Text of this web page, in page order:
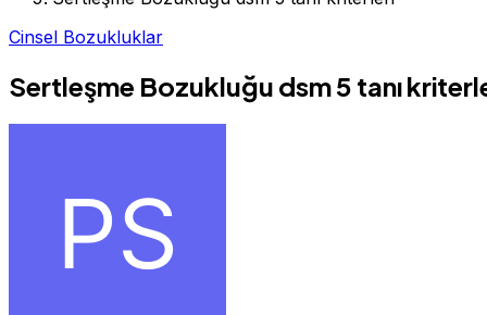
Cinsel Bozukluklar
Sertleşme Bozukluğu dsm 5 tanı